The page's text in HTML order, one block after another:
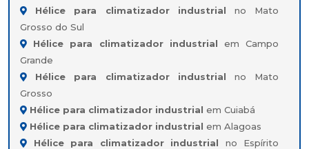
Hélice para climatizador industrial no Mato
Grosso do Sul
Hélice para climatizador industrial em Campo
Grande
Hélice para climatizador industrial no Mato
Grosso
Hélice para climatizador industrial em Cuiabá
Hélice para climatizador industrial em Alagoas
Hélice para climatizador industrial no Espírito